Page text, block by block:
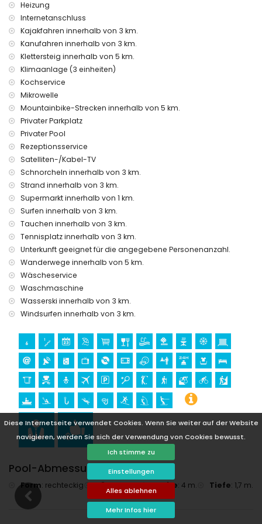
Diese Internetseite verwendet Cookies. Wenn Sie weiter auf der Website
navigieren, werden Sie sich der Verwendung von Cookies bewusst.
Ich stimme zu
Einstellungen
Alles ablehnen
Mehr Infos hier
Einrichtungen und Serviceleistungen gegen Aufpreis
Flughafenservice
Zustellbett und Kinderbetten (auf Anfrage)
Unterhaltung und Freizeitaktivitäten für Ihren Urlaub in
Moraira, Costa Blanca
Bar (innerhalb 1000 Meter vom Haus)
Diskothek und Promenade (innerhalb 5 Kilometer vom Haus)
Sehenswürdigkeiten und Kultur in Moraira, Costa Blanca
Unterkunft)
Museum (innerhalb 25 Kilometer von der Unterkunft)
Sportaktivitäten
Tennis, Golf, Wandern, Mountainbiking, Radfahren, Klettern,
Kanufahren, Kajakfahren, Angeln, Tauchen, Schnorcheln,
Surfen, Windsurfen und Wasserski (innerhalb 5 Kilometer von
der Villa)
Reiten (innerhalb 10 Kilometer von der Villa)
Heizung
Internetanschluss
Kajakfahren innerhalb von 3 km.
Kanufahren innerhalb von 3 km.
Klettersteig innerhalb von 5 km.
Klimaanlage (3 einheiten)
Kochservice
Mikrowelle
Mountainbike-Strecken innerhalb von 5 km.
Privater Parkplatz
Privater Pool
Rezeptionsservice
Satelliten-/Kabel-TV
Schnorcheln innerhalb von 3 km.
Strand innerhalb von 3 km.
Supermarkt innerhalb von 1 km.
Surfen innerhalb von 3 km.
Tauchen innerhalb von 3 km.
Tennisplatz innerhalb von 3 km.
Unterkunft geeignet für die angegebene Personenanzahl.
Wanderwege innerhalb von 5 km.
Wäscheservice
Waschmaschine
Wasserski innerhalb von 3 km.
Windsurfen innerhalb von 3 km.
Pool-Abmessungen
Form: rechteckig Länge:6 m. Breite: 4 m. Tiefe: 1,7 m.